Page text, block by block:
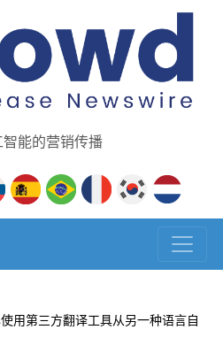
能的营销传播
用第三方翻译工具从另一种语言自